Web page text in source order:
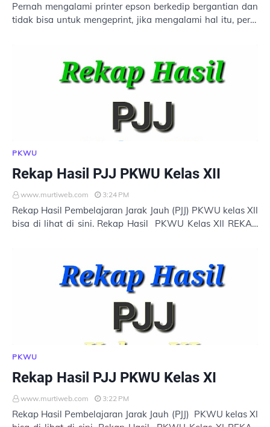
Pernah mengalami printer epson berkedip bergantian dan
tidak bisa untuk mengeprint, jika mengalami hal itu, perlu
PKWU
Rekap Hasil PJJ PKWU Kelas XII
www.murtiweb.com 3:24 PM
Rekap Hasil Pembelajaran Jarak Jauh (PJJ) PKWU kelas XII
bisa di lihat di sini. Rekap Hasil PKWU Kelas XII REKAP
PKWU
Rekap Hasil PJJ PKWU Kelas XI
www.murtiweb.com 3:22 PM
Rekap Hasil Pembelajaran Jarak Jauh (PJJ) PKWU kelas XI